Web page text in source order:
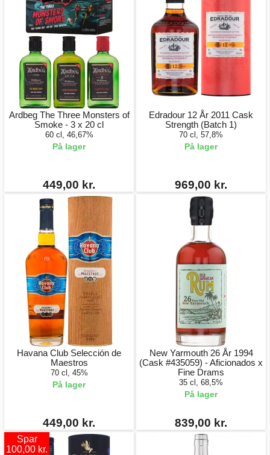
Ardbeg The Three Monsters of
Smoke - 3 x 20 cl
60 cl, 46,67%
På lager
449,00 kr.
Edradour 12 År 2011 Cask
Strength (Batch 1)
70 cl, 57,8%
På lager
969,00 kr.
Havana Club Selección de
Maestros
70 cl, 45%
På lager
449,00 kr.
New Yarmouth 26 År 1994
(Cask #435059) - Aficionados x
Fine Drams
35 cl, 68,5%
På lager
839,00 kr.
Spar
100,00 kr.